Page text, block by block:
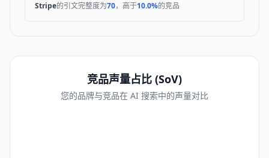
Stripe的引文完整度为70，高于10.0%的竞品
竞品声量占比 (SoV)
您的品牌与竞品在 AI 搜索中的声量对比